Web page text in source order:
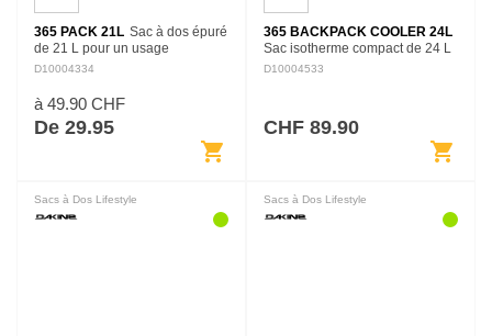
365 PACK 21L Sac à dos épuré
de 21 L pour un usage
quotidien. Son compartiment
avant zippée et son fond
rembourré offrent une…
D10004334
à 49.90 CHF
De 29.95
shopping_cart
365 BACKPACK COOLER 24L
Sac isotherme compact de 24 L
conçu pour transporter repas,
D10004533
CHF 89.90
shopping_cart
Sacs à Dos Lifestyle Sacs à Dos Lifestyle